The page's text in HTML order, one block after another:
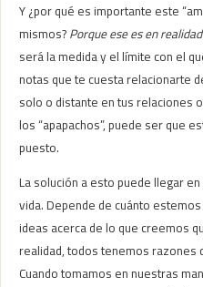
Y ¿por qué es importante este
mismos? Porque ese es en
será la medida y el límite con el
notas que te cuesta relacionarte
solo o distante en tus relaciones
los “apapachos”, puede ser que
puesto.
La solución a esto puede llegar
vida. Depende de cuánto
ideas acerca de lo que creemos
realidad, todos tenemos razones
Cuando tomamos en nuestras